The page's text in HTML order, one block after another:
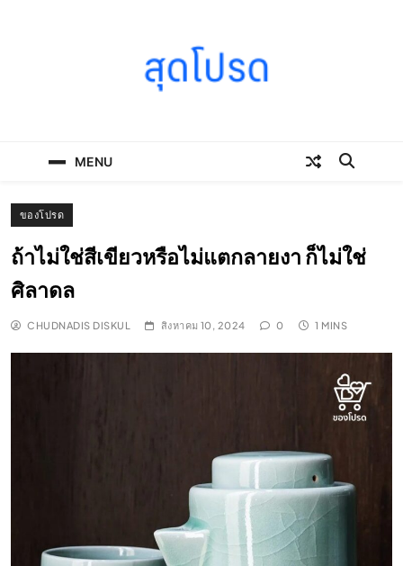
MENU
ของโปรด
ถ้าไม่ใช่สีเขียวหรือไม่แตกลายงา ก็ไม่ใช่
ศิลาดล
CHUDNADIS DISKUL สิงหาคม 10, 2024 0 1 MINS